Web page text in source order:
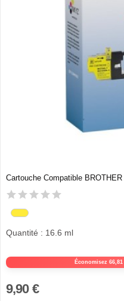
Cartouche Compatible
Économisez
Quantité : 16.6 ml
9,90 €